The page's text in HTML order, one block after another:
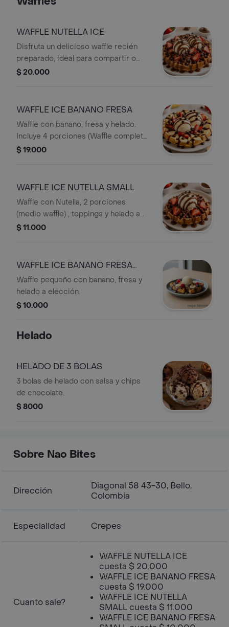
WAFFLE NUTELLA ICE
Disfruta un delicioso waffle recién
preparado, ideal para compartir o
darte un gran gusto. Incluye 4
sabores de helado a tu elección para
$ 20.000
WAFFLE ICE BANANO FRESA
Waffle con banano, fresa y helado.
Incluye 4 porciones (Waffle completo)
y toppings a elección.
$ 19.000
WAFFLE ICE NUTELLA SMALL
Waffle con Nutella, 2 porciones
(medio waffle) , toppings y helado a
elección.
$ 11.000
WAFFLE ICE BANANO FRESA
SMALL
Waffle pequeño con banano, fresa y
helado a elección.
$ 10.000
Helado
HELADO DE 3 BOLAS
3 bolas de helado con salsa y chips
de chocolate.
$ 8000
Sobre Nao Bites
Dirección
Diagonal 58 43-30, Bello,
Colombia
Especialidad Crepes
Cuanto sale?
WAFFLE NUTELLA ICE
cuesta $ 20.000
WAFFLE ICE BANANO FRESA
cuesta $ 19.000
WAFFLE ICE NUTELLA
SMALL cuesta $ 11.000
WAFFLE ICE BANANO FRESA